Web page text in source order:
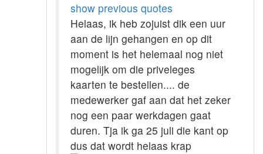
show previous quotes
Helaas, ik heb zojuist dik een uur
aan de lijn gehangen en op dit
moment is het helemaal nog niet
mogelijk om die priveleges
kaarten te bestellen.... de
medewerker gaf aan dat het zeker
nog een paar werkdagen gaat
duren. Tja ik ga 25 juli die kant op
dus dat wordt helaas krap